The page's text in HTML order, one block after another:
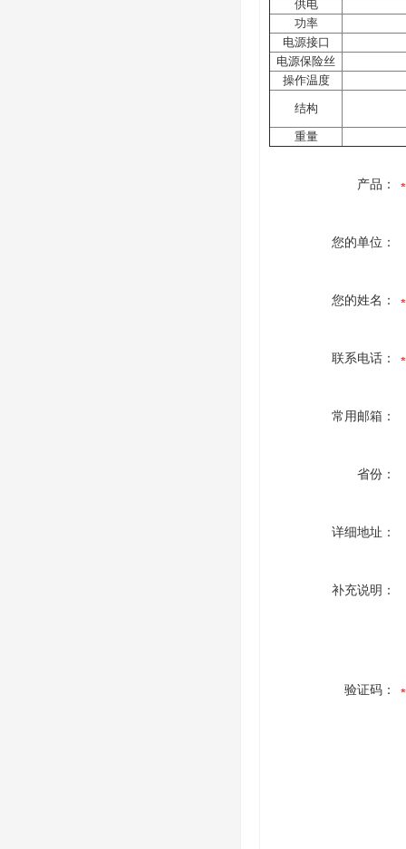
供电
功率
电源接口
电源保险丝
操作温度
结构
重量
产品：
您的单位：
您的姓名：
联系电话：
常用邮箱：
省份：
详细地址：
补充说明：
验证码：